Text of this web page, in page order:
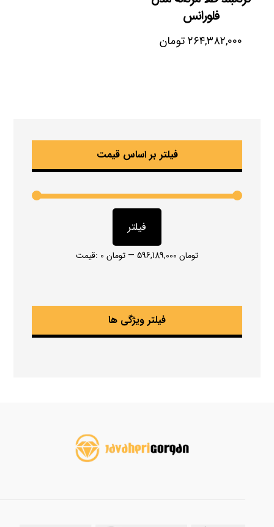
فلورانس
۲۶۴,۳۸۲,۰۰۰تومان
فیلتر بر اساس قیمت
فیلتر
قیمت: 0 تومان — 596,189,000 تومان
فیلتر ویژگی ها